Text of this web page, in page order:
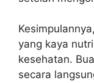
yang kaya
kesehatan.
secara